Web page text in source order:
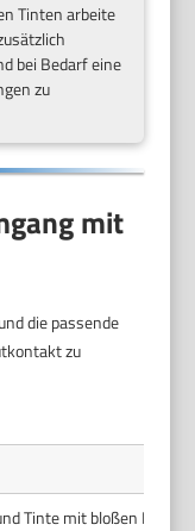
Tinten arbeite
bei Bedarf eine
zu
mit
die passende
zu
Tinte mit bloßen